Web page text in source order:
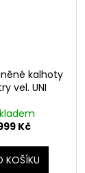
kalhoty
vel. UNI
Kč
KOŠÍKU